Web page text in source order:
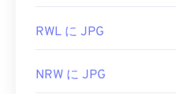
RWL に JPG
NRW に JPG